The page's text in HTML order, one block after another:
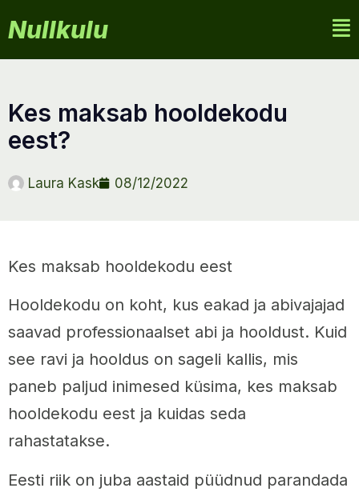
Nullkulu
kes maksab hooldekodu
eest?
Laura Kask 08/12/2022
Kes maksab hooldekodu eest
Hooldekodu on koht, kus eakad ja abivajajad
saavad professionaalset abi ja hooldust. Kuid
see ravi ja hooldus on sageli kallis, mis
paneb paljud inimesed küsima, kes maksab
hooldekodu eest ja kuidas seda
rahastatakse.
Eesti riik on juba aastaid püüdnud parandada